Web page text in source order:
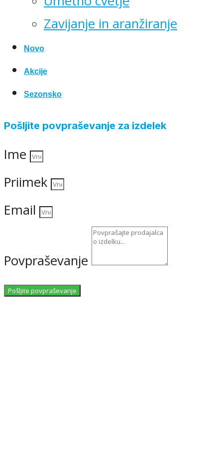
Zavijanje in aranžiranje
Novo
Akcije
Sezonsko
Pošljite povpraševanje za izdelek
Ime
Priimek
Email
Povpraševanje
Pošljite povpraševanje